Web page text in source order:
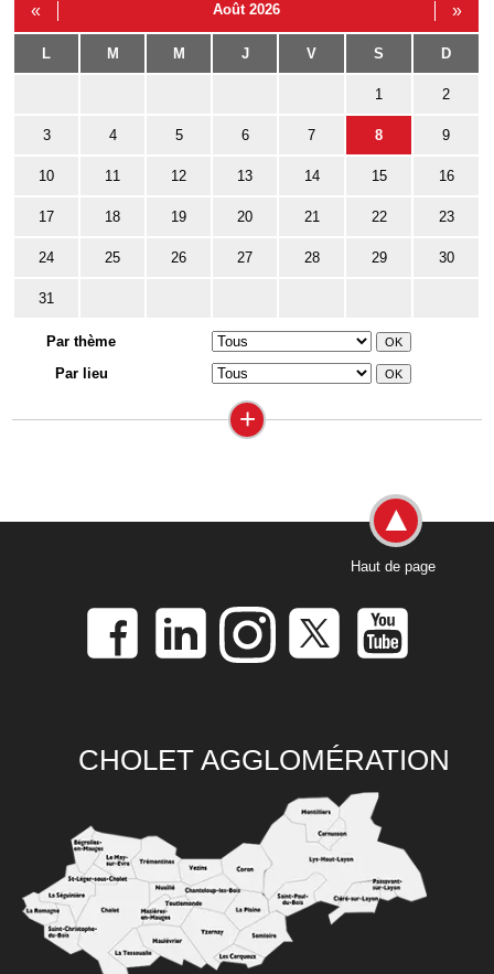
« Août 2026 »
L M M J V S D
1 2
3 4 5 6 7 8 9
10 11 12 13 14 15 16
17 18 19 20 21 22 23
24 25 26 27 28 29 30
31
Par thème
Par lieu
+
Haut de page
CHOLET AGGLOMÉRATION